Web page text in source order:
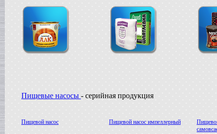
Смеситель типа "Пьяная бочка"
в г. Вологда
Дражировочная машина
в г. Минск
Колероварочный котел
в г. Челябинск
Пищевой насос
в г. Саратов
Гомогенизатор
Пищевые насосы - серийная продукция
Пищевой насос Пищевой насос импеллерный